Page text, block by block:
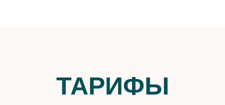
ТАРИФЫ